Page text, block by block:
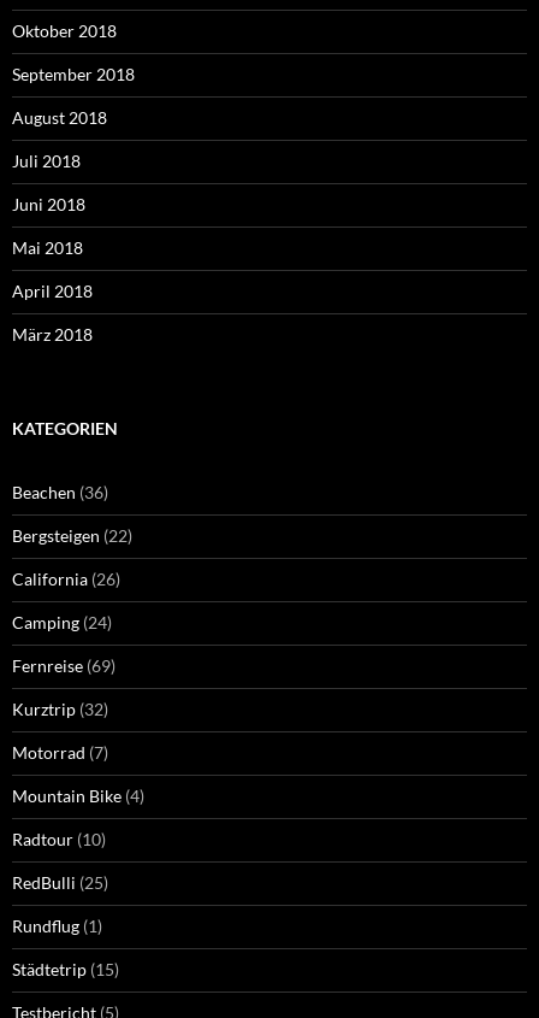
Oktober 2018
September 2018
August 2018
Juli 2018
Juni 2018
Mai 2018
April 2018
März 2018
KATEGORIEN
Beachen (36)
Bergsteigen (22)
California (26)
Camping (24)
Fernreise (69)
Kurztrip (32)
Motorrad (7)
Mountain Bike (4)
Radtour (10)
RedBulli (25)
Rundflug (1)
Städtetrip (15)
Testbericht (5)